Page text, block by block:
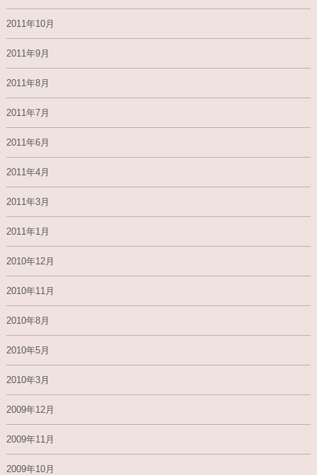
2011年10月
2011年9月
2011年8月
2011年7月
2011年6月
2011年4月
2011年3月
2011年1月
2010年12月
2010年11月
2010年8月
2010年5月
2010年3月
2009年12月
2009年11月
2009年10月